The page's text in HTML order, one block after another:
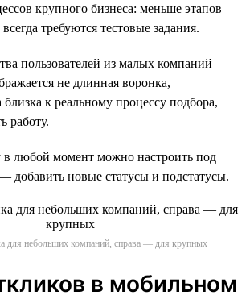
крупного бизнеса: меньше этапов
требуются тестовые задания.
пользователей из малых компаний
не длинная воронка,
к реальному процессу подбора,
работу.
любой момент можно настроить под
добавить новые статусы и подстатусы.
для небольших компаний, справа — для крупных
в мобильном